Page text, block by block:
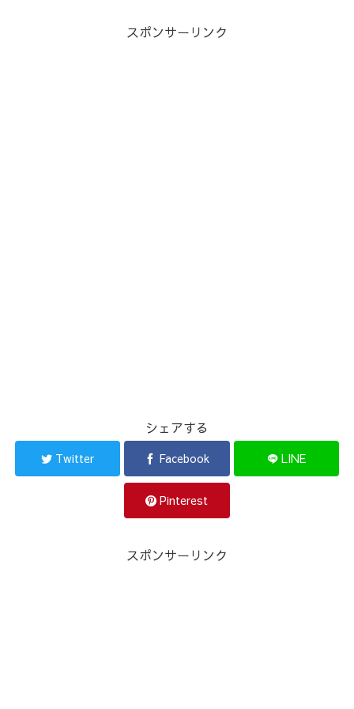
スポンサーリンク
シェアする
Twitter Facebook LINE
Pinterest
スポンサーリンク